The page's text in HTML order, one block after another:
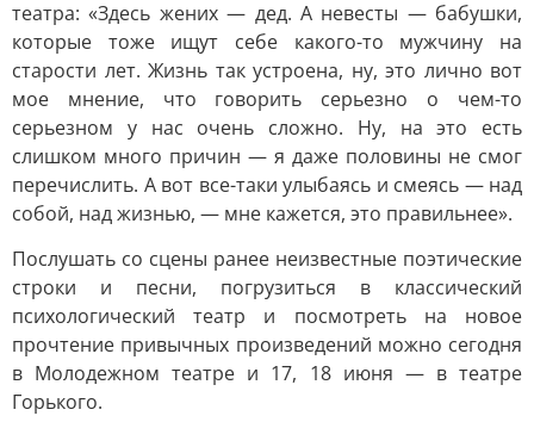
театра: «Здесь жених — дед. А невесты — бабушки,
которые тоже ищут себе какого-то мужчину на
старости лет. Жизнь так устроена, ну, это лично вот
мое мнение, что говорить серьезно о чем-то
серьезном у нас очень сложно. Ну, на это есть
слишком много причин — я даже половины не смог
перечислить. А вот все-таки улыбаясь и смеясь — над
собой, над жизнью, — мне кажется, это правильнее».
Послушать со сцены ранее неизвестные поэтические
строки и песни, погрузиться в классический
психологический театр и посмотреть на новое
прочтение привычных произведений можно сегодня
в Молодежном театре и 17, 18 июня — в театре
Горького.